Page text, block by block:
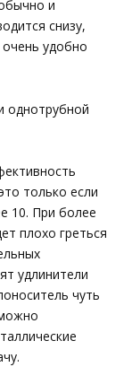
и
снизу,
удобно
однотрубной
только если
10. При более
плохо греться
удлинители
чуть